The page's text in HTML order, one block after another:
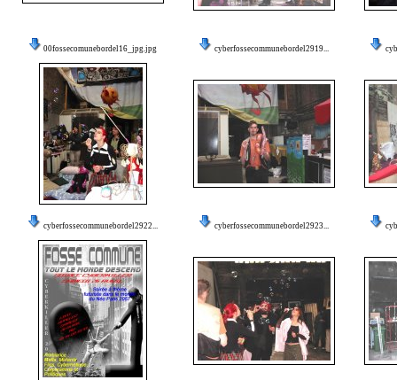
00fossecomunebordel16_jpg.jpg cyberfossecommunebordel2919...
cyberfossecommunebordel2922... cyberfossecommunebordel2923...